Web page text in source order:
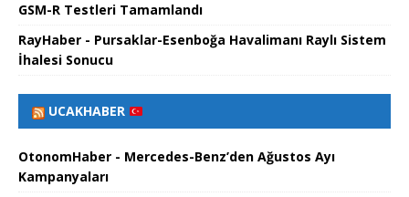
GSM-R Testleri Tamamlandı
RayHaber - Pursaklar-Esenboğa Havalimanı Raylı Sistem
İhalesi Sonucu
UCAKHABER
OtonomHaber - Mercedes-Benz’den Ağustos Ayı
Kampanyaları